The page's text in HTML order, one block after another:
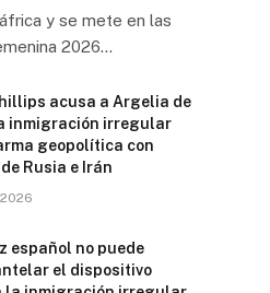
y se mete en las
2026…
acusa a Argelia de
inmigración irregular
geopolítica con
Rusia e Irán
español no puede
el dispositivo